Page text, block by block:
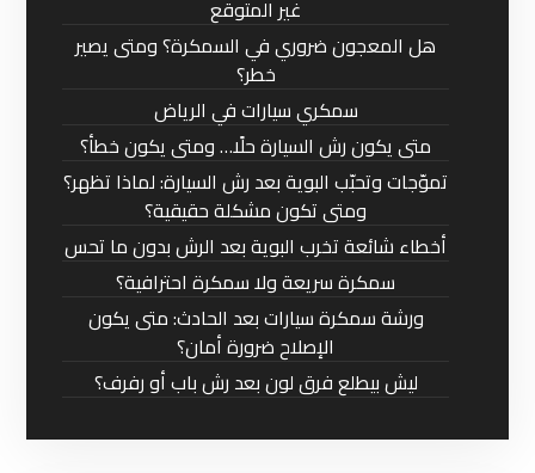
غير المتوقع
هل المعجون ضروري في السمكرة؟ ومتى يصير
خطر؟
سمكري سيارات في الرياض
متى يكون رش السيارة حلًا… ومتى يكون خطأ؟
تموّجات وتحبّب البوية بعد رش السيارة: لماذا تظهر؟
ومتى تكون مشكلة حقيقية؟
أخطاء شائعة تخرب البوية بعد الرش بدون ما تحس
سمكرة سريعة ولا سمكرة احترافية؟
ورشة سمكرة سيارات بعد الحادث: متى يكون
الإصلاح ضرورة أمان؟
ليش بيطلع فرق لون بعد رش باب أو رفرف؟